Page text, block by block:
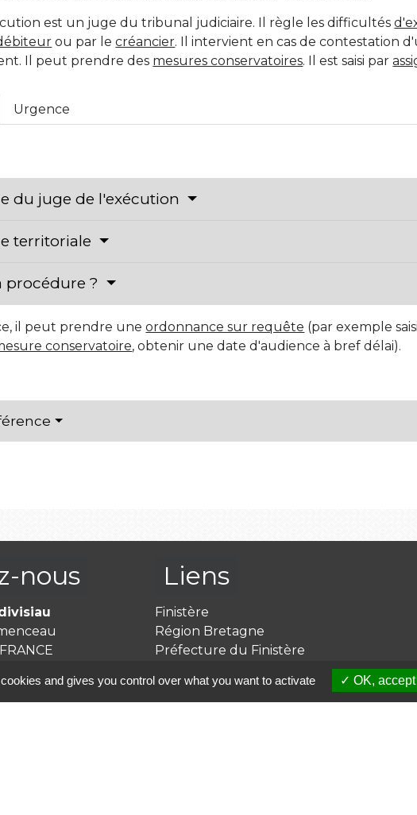
est un juge du tribunal judiciaire. Il règle les difficultés
ou par lecréancier. Il intervient en cas de contestation
Il peut prendre des mesures conservatoires. Il est saisi par
Urgence
du juge de l'exécution
territoriale
procédure ?
il peut prendre uneordonnance sur requête (par exemple
conservatoire, obtenir une date d'audience à bref délai).
nous Liens
Finistère
Région Bretagne
Préfecture du Finistère
Caisse des Allocations Familiales
Ma Bretagne c'est par ici
and gives you control over what you want to activate OK, accept